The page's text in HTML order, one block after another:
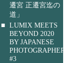
遷宮 正遷宮迄の
道」
■ LUMIX MEETS
BEYOND 2020
BY JAPANESE
PHOTOGRAPHERS
#3